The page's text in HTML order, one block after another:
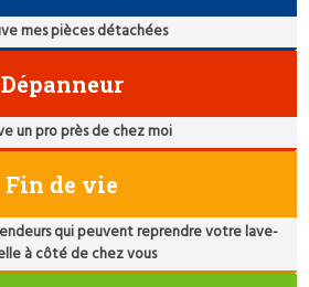
mes pièces détachées
Dépanneur
un pro près de chez moi
Fin de vie
qui peuvent reprendre votre lave-
à côté de chez vous